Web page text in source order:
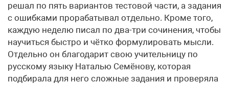
решал по пять вариантов тестовой части, а задания
с ошибками прорабатывал отдельно. Кроме того,
каждую неделю писал по два-три сочинения, чтобы
научиться быстро и чётко формулировать мысли.
Отдельно он благодарит свою учительницу по
русскому языку Наталью Семёнову, которая
подбирала для него сложные задания и проверяла